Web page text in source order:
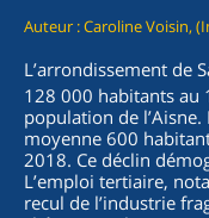
Auteur : Caroline Voisin,
L’arrondissement de
128 000 habitants au
population de
moyenne 600
2018. Ce déclin
L’emploi tertiaire,
recul de l’industrie